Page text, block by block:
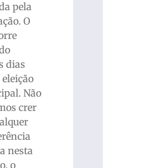
pela
O
dias
Não
crer
nesta
o